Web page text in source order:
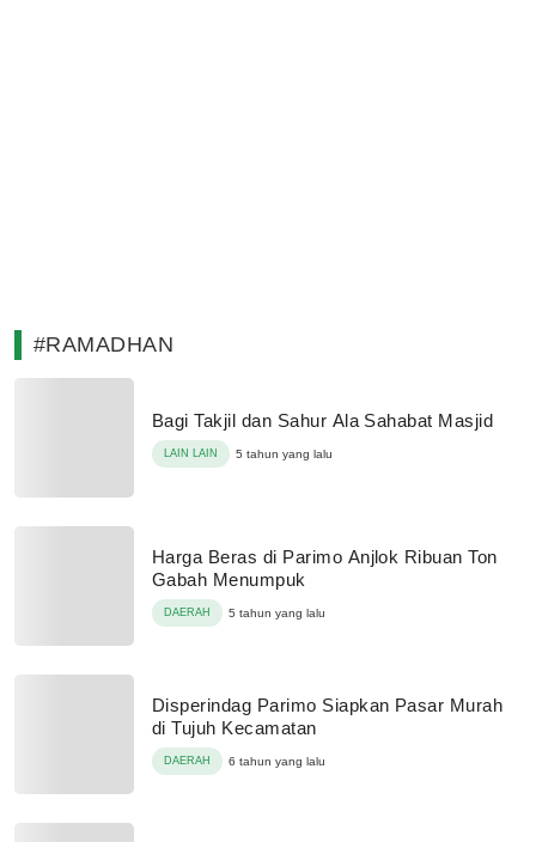
#RAMADHAN
Bagi Takjil dan Sahur Ala Sahabat Masjid
LAIN LAIN 5 tahun yang lalu
Harga Beras di Parimo Anjlok Ribuan Ton
Gabah Menumpuk
DAERAH 5 tahun yang lalu
Disperindag Parimo Siapkan Pasar Murah
di Tujuh Kecamatan
DAERAH 6 tahun yang lalu